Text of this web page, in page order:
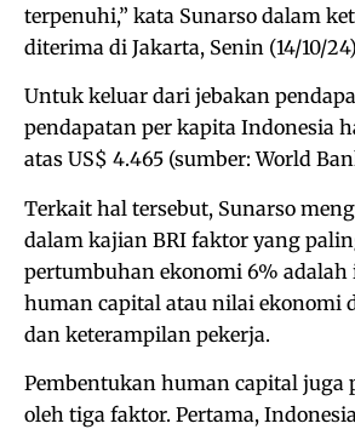
terpenuhi,” kata Sunarso dalam
diterima di Jakarta, Senin (14/10/
Untuk keluar dari jebakan
pendapatan per kapita Indonesia
atas US$ 4.465 (sumber: World
Terkait hal tersebut, Sunarso
dalam kajian BRI faktor yang
pertumbuhan ekonomi 6% adalah
human capital atau nilai ekonomi
dan keterampilan pekerja.
Pembentukan human capital juga
oleh tiga faktor. Pertama,